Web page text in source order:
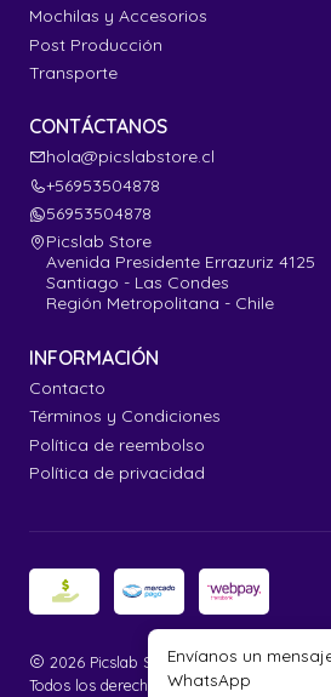
Mochilas y Accesorios
Post Producción
Transporte
CONTÁCTANOS
hola@picslabstore.cl
+56953504878
56953504878
Picslab Store
Avenida Presidente Errazuriz 4125
Santiago - Las Condes
Región Metropolitana - Chile
INFORMACIÓN
Contacto
Términos y Condiciones
Política de reembolso
Política de privacidad
2026 Picslab Store.
Todos los derechos reservados.
Envíanos un
WhatsApp